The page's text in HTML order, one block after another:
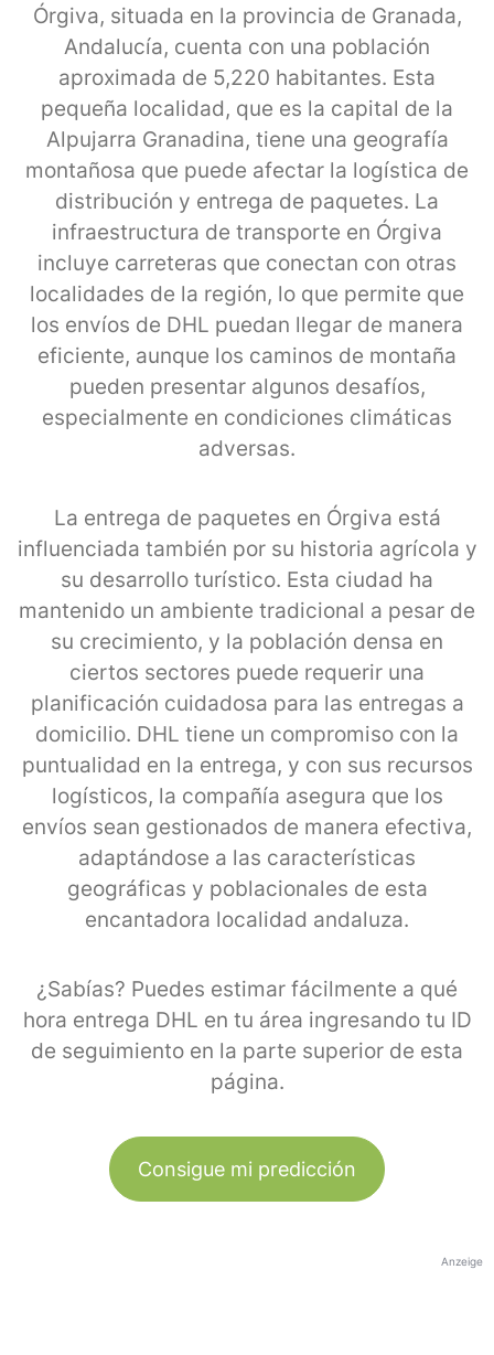
Órgiva, situada en la provincia de Granada,
Andalucía, cuenta con una población
aproximada de 5,220 habitantes. Esta
pequeña localidad, que es la capital de la
Alpujarra Granadina, tiene una geografía
montañosa que puede afectar la logística de
distribución y entrega de paquetes. La
infraestructura de transporte en Órgiva
incluye carreteras que conectan con otras
localidades de la región, lo que permite que
los envíos de DHL puedan llegar de manera
eficiente, aunque los caminos de montaña
pueden presentar algunos desafíos,
especialmente en condiciones climáticas
adversas.
La entrega de paquetes en Órgiva está
influenciada también por su historia agrícola y
su desarrollo turístico. Esta ciudad ha
mantenido un ambiente tradicional a pesar de
su crecimiento, y la población densa en
ciertos sectores puede requerir una
planificación cuidadosa para las entregas a
domicilio. DHL tiene un compromiso con la
puntualidad en la entrega, y con sus recursos
logísticos, la compañía asegura que los
envíos sean gestionados de manera efectiva,
adaptándose a las características
geográficas y poblacionales de esta
encantadora localidad andaluza.
¿Sabías? Puedes estimar fácilmente a qué
hora entrega DHL en tu área ingresando tu ID
de seguimiento en la parte superior de esta
página.
Consigue mi predicción
Anzeige